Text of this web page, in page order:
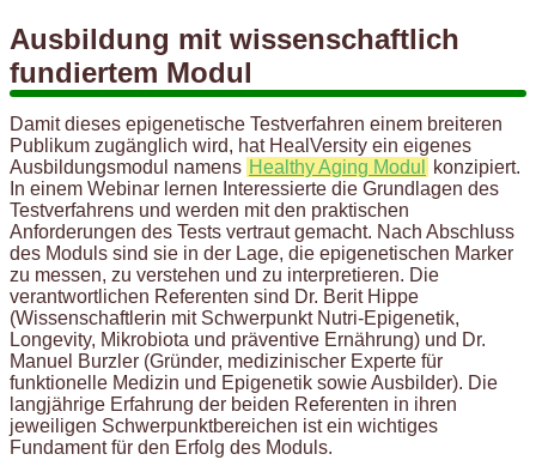
Ausbildung mit wissenschaftlich
fundiertem Modul
Damit dieses epigenetische Testverfahren einem breiteren
Publikum zugänglich wird, hat HealVersity ein eigenes
Ausbildungsmodul namens Healthy Aging Modul
konzipiert.
In einem Webinar lernen Interessierte die Grundlagen des
Testverfahrens und werden mit den praktischen
Anforderungen des Tests vertraut gemacht. Nach Abschluss
des Moduls sind sie in der Lage, die epigenetischen Marker
zu messen, zu verstehen und zu interpretieren. Die
verantwortlichen Referenten sind Dr. Berit Hippe
(Wissenschaftlerin mit Schwerpunkt Nutri-Epigenetik,
Longevity, Mikrobiota und präventive Ernährung) und Dr.
Manuel Burzler (Gründer, medizinischer Experte für
funktionelle Medizin und Epigenetik sowie Ausbilder). Die
langjährige Erfahrung der beiden Referenten in ihren
jeweiligen Schwerpunktbereichen ist ein wichtiges
Fundament für den Erfolg des Moduls.